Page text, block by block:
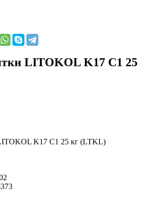
LITOKOL K17 C1 25
K17 C1 25 кг (LTKL)